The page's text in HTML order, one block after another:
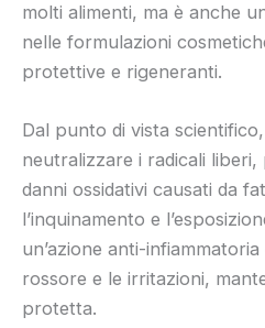
molti alimenti, ma è anche
nelle formulazioni
protettive e rigeneranti.
Dal punto di vista
neutralizzare i radicali
danni ossidativi causati da
l’inquinamento e
un’azione anti-
rossore e le irritazioni,
protetta.